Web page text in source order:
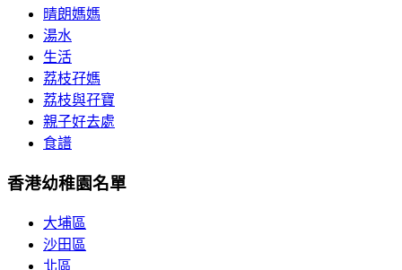
晴朗媽媽
湯水
生活
荔枝孖媽
荔枝與孖寶
親子好去處
食譜
香港幼稚園名單
大埔區
沙田區
北區